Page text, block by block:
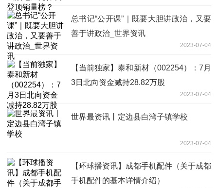
总书记“公开课”｜既要大胆讲政治，又要
善于讲政治_世界资讯
2023-07-04
【当前独家】泰和新材（002254）：7月
3日北向资金减持28.82万股
2023-07-04
世界最资讯丨定边县白湾子镇学校
2023-07-04
【环球播资讯】成都手机配件（关于成都
手机配件的基本详情介绍）